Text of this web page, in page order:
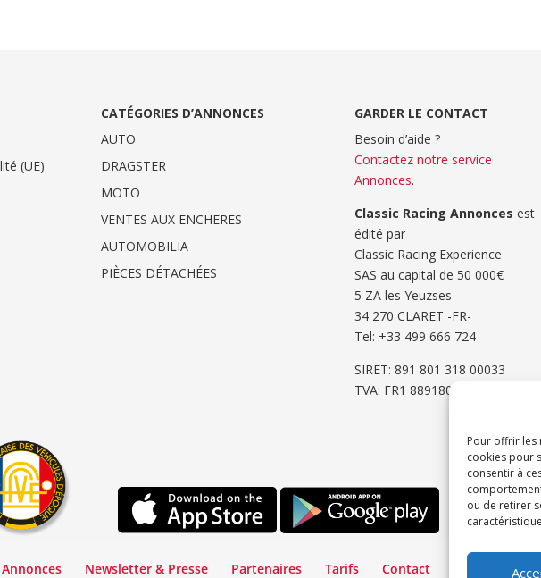
Pour offrir les
cookies pour
consentir à
ou de retirer
(UE)
CATÉGORIES D’ANNONCES
AUTO
DRAGSTER
MOTO
VENTES AUX ENCHERES
AUTOMOBILIA
PIÈCES DÉTACHÉES
GARDER LE CONTACT
Besoin d’aide ?
Contactez notre service
Annonces.
Classic Racing Annonces est
édité par
Classic Racing Experience
SAS au capital de 50 000€
5 ZA les Yeuzses
34 270 CLARET -FR-
Tel: ‭+33 499 666 724‬
SIRET: 891 801 318 00033
TVA: FR1 8891801318
Annonces Newsletter & Presse Partenaires Tarifs Contact Espace